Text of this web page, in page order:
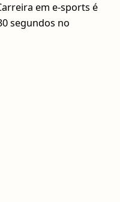
em e-sports é
segundos no